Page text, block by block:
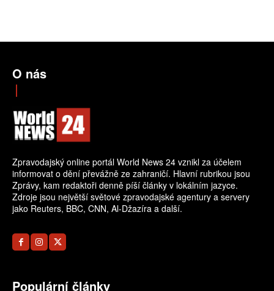
O nás
Zpravodajský online portál World News 24 vznikl za účelem
informovat o dění převážně ze zahraničí. Hlavní rubrikou jsou
Zprávy, kam redaktoři denně píší články v lokálním jazyce.
Zdroje jsou největší světové zpravodajské agentury a servery
jako Reuters, BBC, CNN, Al-Džazíra a další.
Populární články